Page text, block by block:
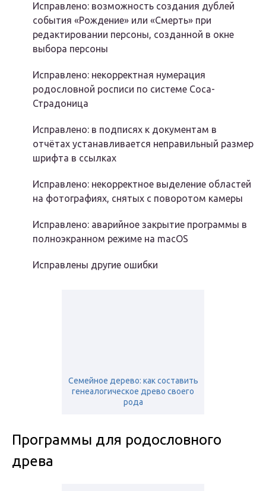
Исправлено: возможность создания дублей
события «Рождение» или «Смерть» при
редактировании персоны, созданной в окне
выбора персоны
Исправлено: некорректная нумерация
родословной росписи по системе Соса-
Страдоница
Исправлено: в подписях к документам в
отчётах устанавливается неправильный размер
шрифта в ссылках
Исправлено: некорректное выделение областей
на фотографиях, снятых с поворотом камеры
Исправлено: аварийное закрытие программы в
полноэкранном режиме на macOS
Исправлены другие ошибки
Семейное дерево: как составить
генеалогическое древо своего
рода
Программы для родословного
древа